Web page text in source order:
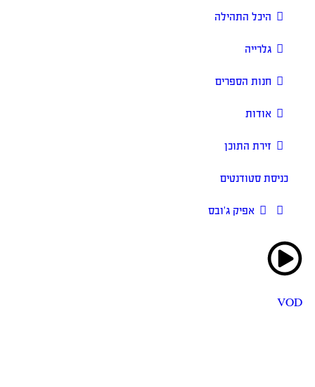
היכל התהילה
גלרייה
חנות הספרים
אודות
זירת התוכן
כניסת סטודנטים
אפיק ג’ובס
VOD